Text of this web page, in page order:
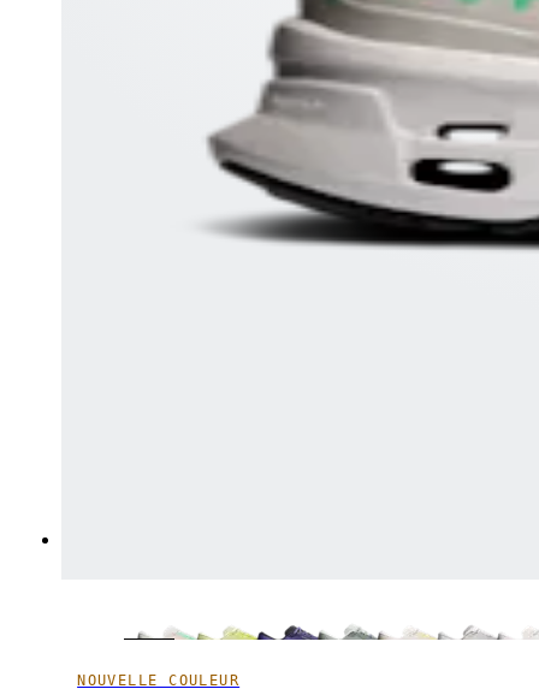
NOUVELLE COULEUR